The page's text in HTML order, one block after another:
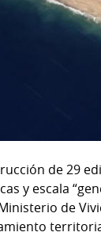
de 29
y escala
de